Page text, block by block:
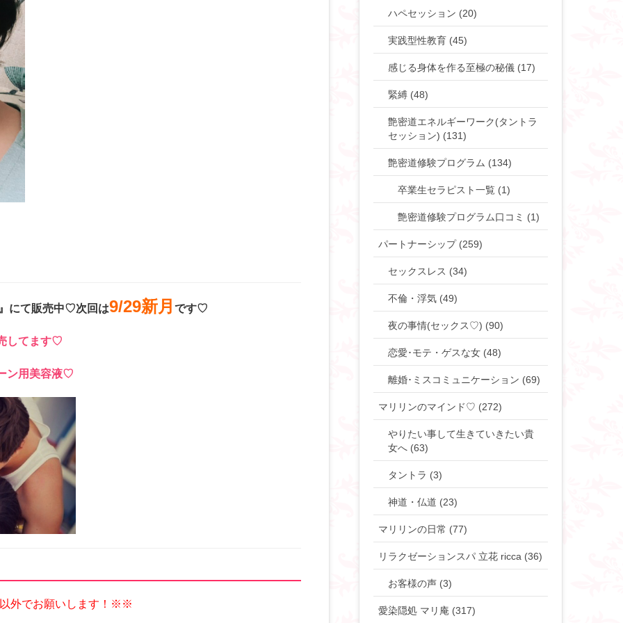
にて販売中♡次回は9/29新月 です♡
してます♡
ン用美容液♡
外でお願いします！※※
ハペセッション (20)
実践型性教育 (45)
感じる身体を作る至極の秘儀 (17)
緊縛 (48)
艶密道エネルギーワーク(タントラ
セッション) (131)
艶密道修験プログラム (134)
卒業生セラピスト一覧 (1)
艶密道修験プログラム口コミ (1)
パートナーシップ (259)
セックスレス (34)
不倫・浮気 (49)
夜の事情(セックス♡) (90)
恋愛･モテ・ゲスな女 (48)
離婚･ミスコミュニケーション (69)
マリリンのマインド♡ (272)
やりたい事して生きていきたい貴
女へ (63)
タントラ (3)
神道・仏道 (23)
マリリンの日常 (77)
リラクゼーションスパ 立花 ricca (36)
お客様の声 (3)
愛染隠処 マリ庵 (317)